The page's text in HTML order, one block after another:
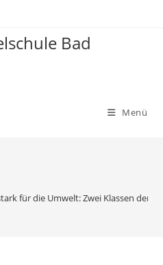
Bad
Menü
für die Umwelt: Zwei Klassen der